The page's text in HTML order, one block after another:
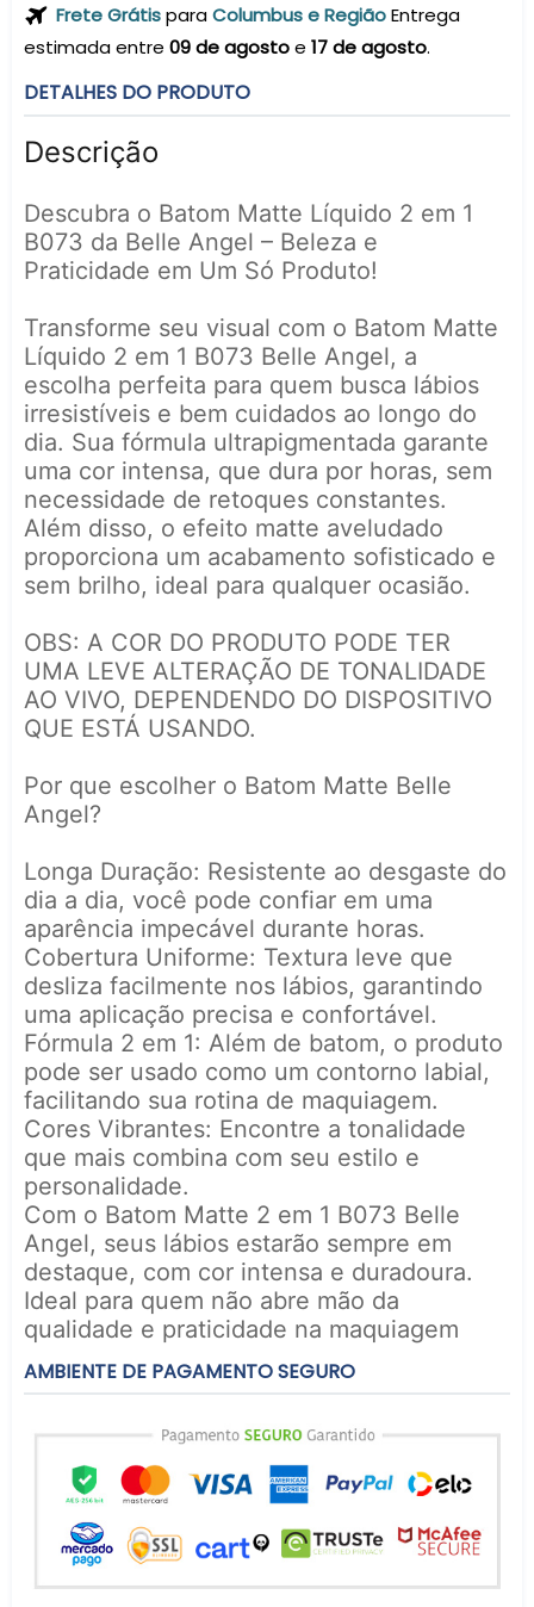
Frete GrátisparaColumbus e RegiãoEntrega
estimada entre 09 de agostoe 17 de agosto.
DETALHES DO PRODUTO
Descrição
Descubra o Batom Matte Líquido 2 em 1
B073 da Belle Angel – Beleza e
Praticidade em Um Só Produto!
Transforme seu visual com o Batom Matte
Líquido 2 em 1 B073 Belle Angel, a
escolha perfeita para quem busca lábios
irresistíveis e bem cuidados ao longo do
dia. Sua fórmula ultrapigmentada garante
uma cor intensa, que dura por horas, sem
necessidade de retoques constantes.
Além disso, o efeito matte aveludado
proporciona um acabamento sofisticado e
sem brilho, ideal para qualquer ocasião.
OBS: A COR DO PRODUTO PODE TER
UMA LEVE ALTERAÇÃO DE TONALIDADE
AO VIVO, DEPENDENDO DO DISPOSITIVO
QUE ESTÁ USANDO.
Por que escolher o Batom Matte Belle
Angel?
Longa Duração: Resistente ao desgaste do
dia a dia, você pode confiar em uma
aparência impecável durante horas.
Cobertura Uniforme: Textura leve que
desliza facilmente nos lábios, garantindo
uma aplicação precisa e confortável.
Fórmula 2 em 1: Além de batom, o produto
pode ser usado como um contorno labial,
facilitando sua rotina de maquiagem.
Cores Vibrantes: Encontre a tonalidade
que mais combina com seu estilo e
personalidade.
Com o Batom Matte 2 em 1 B073 Belle
Angel, seus lábios estarão sempre em
destaque, com cor intensa e duradoura.
Ideal para quem não abre mão da
qualidade e praticidade na maquiagem
AMBIENTE DE PAGAMENTO SEGURO